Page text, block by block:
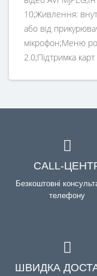
10;Живлення:
або від
мікрофон;Меню
2.0;Підтримка
CALL-
Безкоштовні
телефону
ШВИДКА